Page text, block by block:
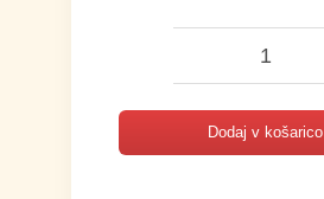
Tote
z
Dodaj v košarico